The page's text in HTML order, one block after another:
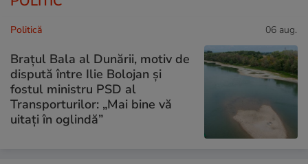
Politică 06 aug.
Brațul Bala al Dunării, motiv de
dispută între Ilie Bolojan și
fostul ministru PSD al
Transporturilor: „Mai bine vă
uitați în oglindă”